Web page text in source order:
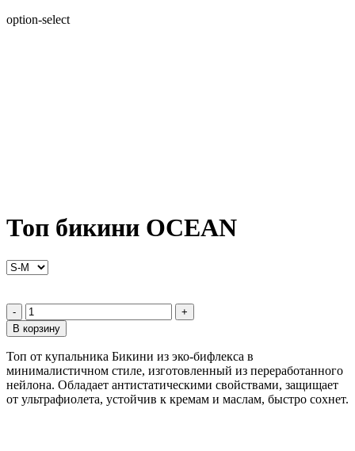
option-select
Топ бикини OCEAN
-
+
В корзину
Топ от купальника Бикини из эко-бифлекса в
минималистичном стиле, изготовленный из переработанного
нейлона. Обладает антистатическими свойствами, защищает
от ультрафиолета, устойчив к кремам и маслам, быстро сохнет.